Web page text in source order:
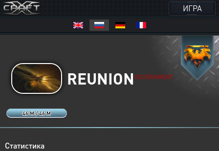
ИГРА
46 M / 46 M
REUNION GOVERNMENT
Статистика